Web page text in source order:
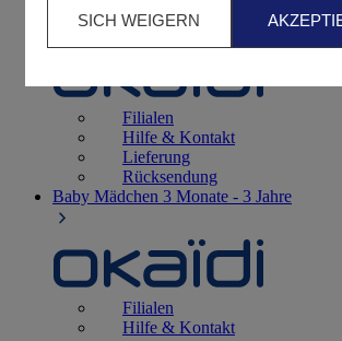
Filialen
Hilfe & Kontakt
Lieferung
Rücksendung
Baby Mädchen 3 Monate - 3 Jahre
Filialen
Hilfe & Kontakt
SICH WEIGERN